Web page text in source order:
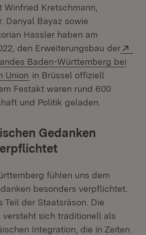
Kretschmann,
Danyal Bayaz sowie
Hassler haben am
den Erweiterungsbau der
Baden-Württemberg bei
Union (Öffnet in neuem Fenster)
in Brüssel offiziell
Festakt waren rund 600
und Politik geladen.
Gedanken
fühlen uns dem
besonders verpflichtet.
Teil der Staatsräson. Die
versteht sich traditionell als
Integration, die in Zeiten